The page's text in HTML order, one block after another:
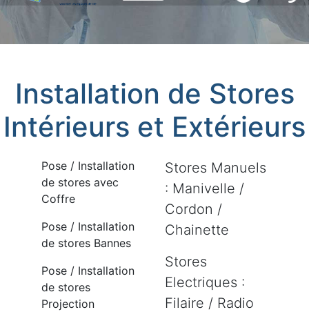
Installation de Stores
Intérieurs et Extérieurs
Pose / Installation
de stores avec
Coffre
Pose / Installation
de stores Bannes
Pose / Installation
de stores
Projection
Stores Manuels
: Manivelle /
Cordon /
Chainette
Stores
Electriques :
Filaire / Radio